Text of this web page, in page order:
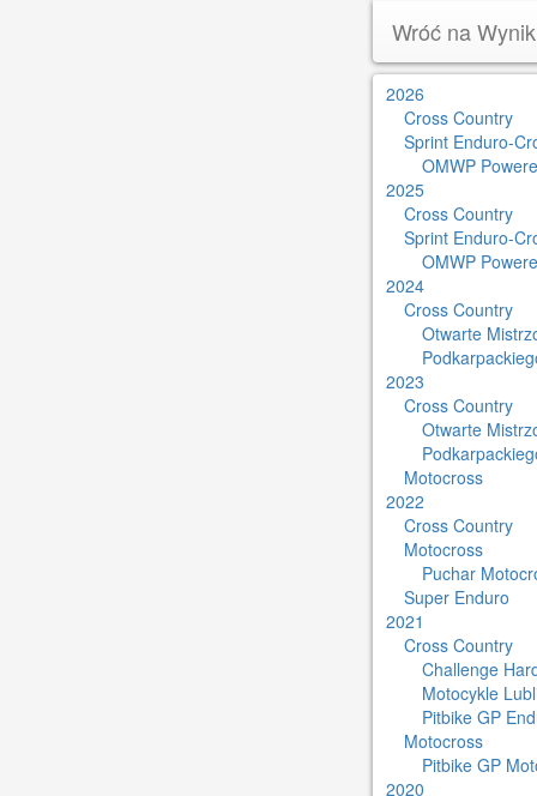
Wróć na
2026
Cross Country
Sprint Enduro-
OMWP
2025
Cross Country
Sprint Enduro-
OMWP
2024
Cross Country
Otwarte
2023
Cross Country
Otwarte
Motocross
2022
Cross Country
Motocross
Puchar
Super Enduro
2021
Cross Country
Challenge
Motocykle
Pitbike GP
Motocross
Pitbike GP
2020